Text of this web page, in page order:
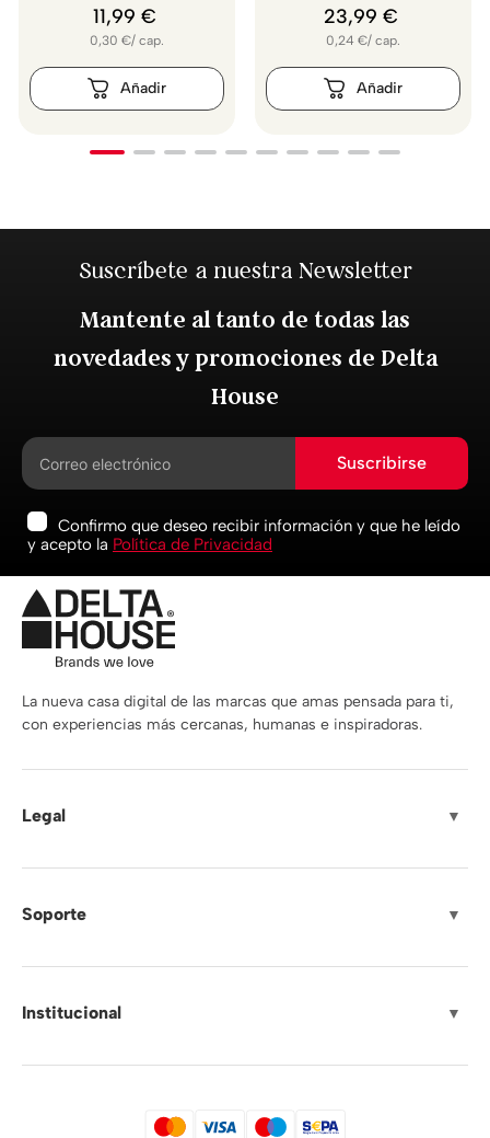
11,99 €
0,30 €/ cap.
23,99 €
0,24 €/ cap.
Suscríbete a nuestra Newsletter
Mantente al tanto de todas las
novedades y promociones de Delta
House
Suscribirse
Confirmo que deseo recibir información y que he leído
y acepto la Política de Privacidad
La nueva casa digital de las marcas que amas pensada para ti,
con experiencias más cercanas, humanas e inspiradoras.
Legal ▼
Soporte ▼
Institucional ▼